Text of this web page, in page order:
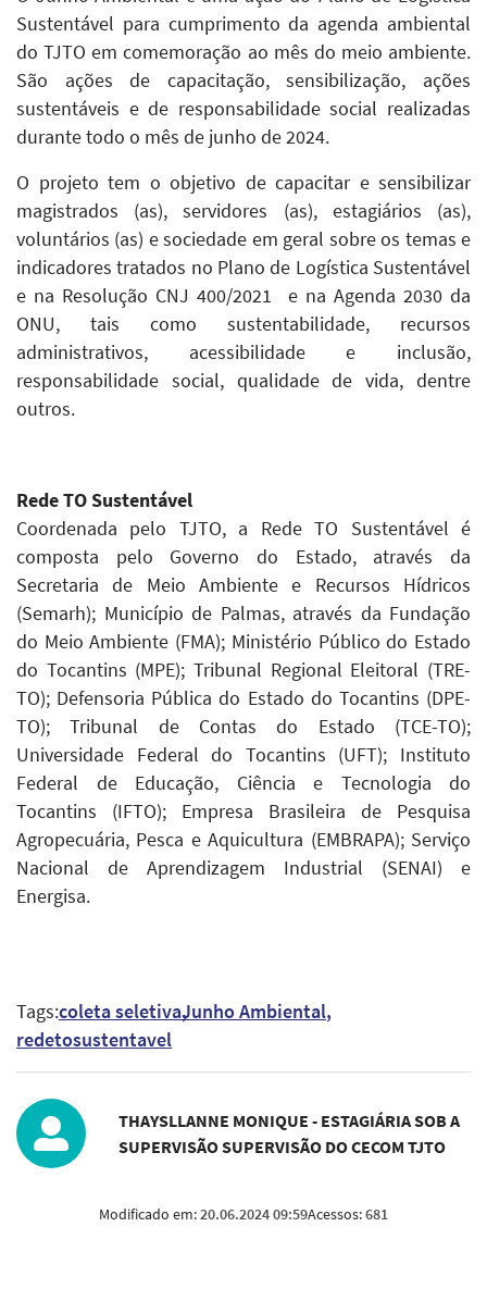
Sustentável para cumprimento da agenda ambiental
do TJTO em comemoração ao mês do meio ambiente.
São ações de capacitação, sensibilização, ações
sustentáveis e de responsabilidade social realizadas
durante todo o mês de junho de 2024.
O projeto tem o objetivo de capacitar e sensibilizar
magistrados (as), servidores (as), estagiários (as),
voluntários (as) e sociedade em geral sobre os temas e
indicadores tratados no Plano de Logística Sustentável
e na Resolução CNJ 400/2021 e na Agenda 2030 da
ONU, tais como sustentabilidade, recursos
administrativos, acessibilidade e inclusão,
responsabilidade social, qualidade de vida, dentre
outros.
Rede TO Sustentável
Coordenada pelo TJTO, a Rede TO Sustentável é
composta pelo Governo do Estado, através da
Secretaria de Meio Ambiente e Recursos Hídricos
(Semarh); Município de Palmas, através da Fundação
do Meio Ambiente (FMA); Ministério Público do Estado
do Tocantins (MPE); Tribunal Regional Eleitoral (TRE-
TO); Defensoria Pública do Estado do Tocantins (DPE-
TO); Tribunal de Contas do Estado (TCE-TO);
Universidade Federal do Tocantins (UFT); Instituto
Federal de Educação, Ciência e Tecnologia do
Tocantins (IFTO); Empresa Brasileira de Pesquisa
Agropecuária, Pesca e Aquicultura (EMBRAPA); Serviço
Nacional de Aprendizagem Industrial (SENAI) e
Energisa.
Tags:coleta seletivaJunho Ambiental
redetosustentavel
THAYSLLANNE MONIQUE - ESTAGIÁRIA SOB A
SUPERVISÃO SUPERVISÃO DO CECOM TJTO
Modificado em:20.06.2024 09:59Acessos:681